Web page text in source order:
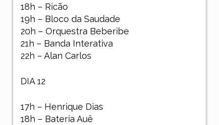
18h – Ricão
19h – Bloco da Saudade
20h – Orquestra Beberibe
21h – Banda Interativa
22h – Alan Carlos
DIA 12
17h – Henrique Dias
18h – Bateria Auê